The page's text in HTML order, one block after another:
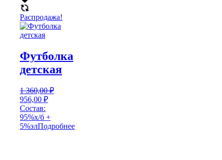
Распродажа!
Футболка
детская
1 360,00₽
Первоначальная
цена
составляла
1
956,00 ₽Текущая
956,00 ₽.
Состав:
95%х/б +
5%элПодробнее